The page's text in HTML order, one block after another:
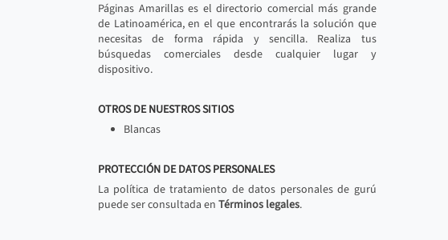
Páginas Amarillas es el directorio comercial más grande
de Latinoamérica, en el que encontrarás la solución que
necesitas de forma rápida y sencilla. Realiza tus
búsquedas comerciales desde cualquier lugar y
dispositivo.
OTROS DE NUESTROS SITIOS
Blancas
PROTECCIÓN DE DATOS PERSONALES
La política de tratamiento de datos personales de gurú
puede ser consultada en Términos legales.